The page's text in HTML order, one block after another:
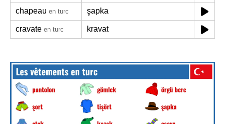
chapeau en turc şapka
cravate en turc kravat